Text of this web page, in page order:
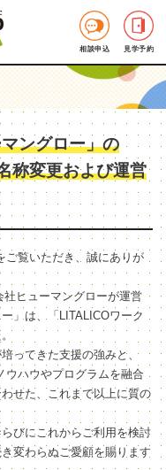
相談申込 見学予約
ングロー」の
称変更および運営
ご覧いただき、誠にありが
社ヒューマングローが運営
」は、「LITALICOワーク
ってきた支援の強みと、
ウハウやプログラムを融合
せた、これまで以上に質の
びにこれからご利用を検討
変わらぬご愛顧を賜ります